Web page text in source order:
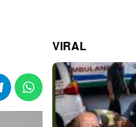
VIRAL